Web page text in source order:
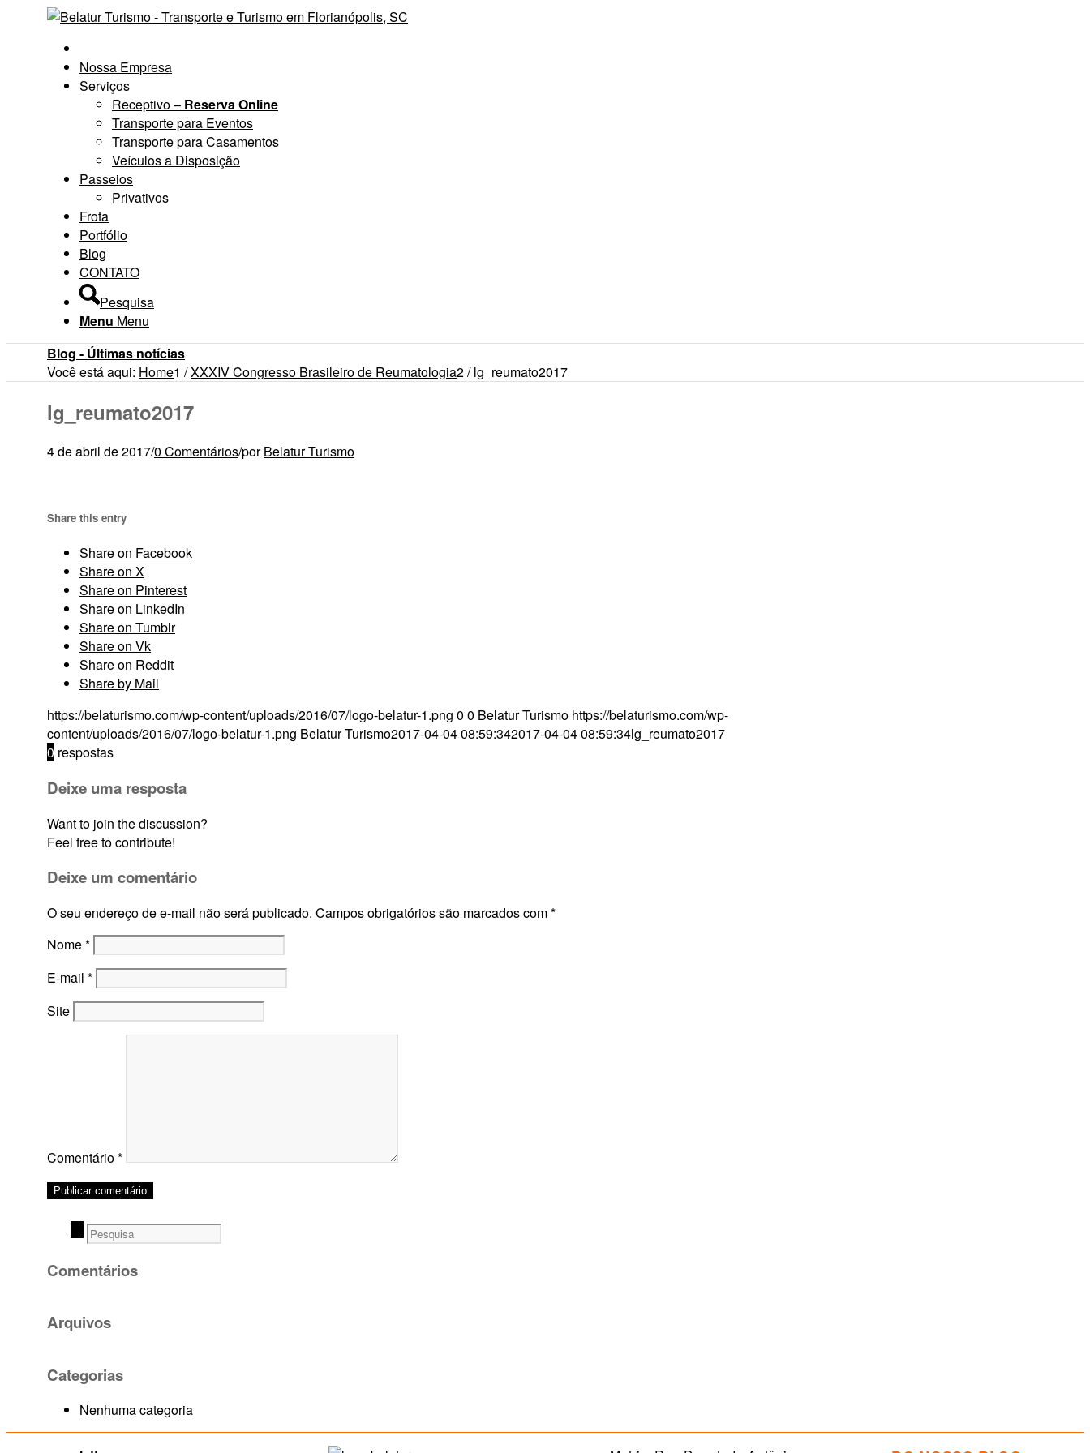
Nossa Empresa
Serviços
Receptivo – Reserva Online
Transporte para Eventos
Transporte para Casamentos
Veículos a Disposição
Passeios
Privativos
Frota
Portfólio
Blog
CONTATO
Pesquisa
Menu Menu
Blog - Últimas notícias
Você está aqui: Home1 /XXXIV Congresso Brasileiro de Reumatologia2/ lg_reumato2017
lg_reumato2017
4 de abril de 2017/0 Comentários/porBelatur Turismo
Share this entry
Share on Facebook
Share on X
Share on Pinterest
Share on LinkedIn
Share on Tumblr
Share on Vk
Share on Reddit
Share by Mail
https://belaturismo.com/wp-content/uploads/2016/07/logo-belatur-1.png 0 0 Belatur Turismo https://belaturismo.com/wp-
content/uploads/2016/07/logo-belatur-1.png Belatur Turismo2017-04-04 08:59:342017-04-04 08:59:34lg_reumato2017
0 respostas
Deixe uma resposta
Want to join the discussion?
Feel free to contribute!
Deixe um comentário
O seu endereço de e-mail não será publicado. Campos obrigatórios são marcados com*
Nome*
E-mail *
Site
Comentário*
Comentários
Arquivos
Categorias
Nenhuma categoria